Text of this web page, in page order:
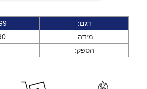
דגם:
מידה:
הספק: